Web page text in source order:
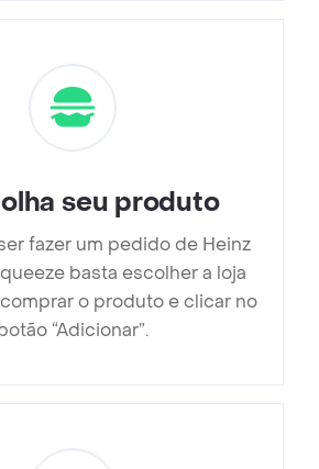
seu produto
fazer um pedido de Heinz
basta escolher a loja
o produto e clicar no
“Adicionar”.